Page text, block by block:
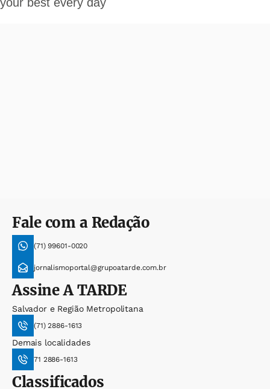
Fale com a Redação
(71) 99601-0020
jornalismoportal@grupoatarde.com.br
AssineA TARDE
Salvador e Região Metropolitana
(71) 2886-1613
Demais localidades
71 2886-1613
Classificados